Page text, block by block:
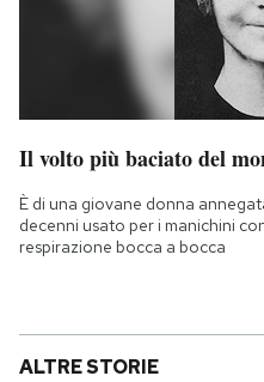
Il volto più baciato del
È di una giovane donna
decenni usato per i manichini
respirazione bocca a bocca
ALTRE STORIE